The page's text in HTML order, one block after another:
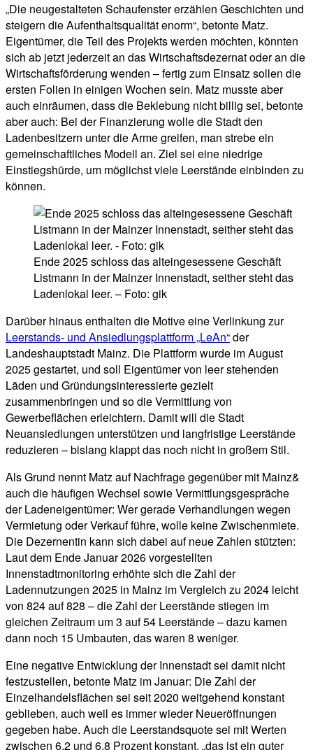
„Die neugestalteten Schaufenster erzählen Geschichten und
steigern die Aufenthaltsqualität enorm“, betonte Matz.
Eigentümer, die Teil des Projekts werden möchten, könnten
sich ab jetzt jederzeit an das Wirtschaftsdezernat oder an die
Wirtschaftsförderung wenden – fertig zum Einsatz sollen die
ersten Folien in einigen Wochen sein. Matz musste aber
auch einräumen, dass die Beklebung nicht billig sei, betonte
aber auch: Bei der Finanzierung wolle die Stadt den
Ladenbesitzern unter die Arme greifen, man strebe ein
gemeinschaftliches Modell an. Ziel sei eine niedrige
Einstiegshürde, um möglichst viele Leerstände einbinden zu
können.
Ende 2025 schloss das alteingesessene Geschäft
Listmann in der Mainzer Innenstadt, seither steht das
Ladenlokal leer. – Foto: gik
Darüber hinaus enthalten die Motive eine Verlinkung zur
Leerstands- und Ansiedlungsplattform „LeAn“der
Landeshauptstadt Mainz. Die Plattform wurde im August
2025 gestartet, und soll Eigentümer von leer stehenden
Läden und Gründungsinteressierte gezielt
zusammenbringen und so die Vermittlung von
Gewerbeflächen erleichtern. Damit will die Stadt
Neuansiedlungen unterstützen und langfristige Leerstände
reduzieren – bislang klappt das noch nicht in großem Stil.
Als Grund nennt Matz auf Nachfrage gegenüber mit Mainz&
auch die häufigen Wechsel sowie Vermittlungsgespräche
der Ladeneigentümer: Wer gerade Verhandlungen wegen
Vermietung oder Verkauf führe, wolle keine Zwischenmiete.
Die Dezernentin kann sich dabei auf neue Zahlen stützten:
Laut dem Ende Januar 2026 vorgestellten
Innenstadtmonitoring erhöhte sich die Zahl der
Ladennutzungen 2025 in Mainz im Vergleich zu 2024 leicht
von 824 auf 828 – die Zahl der Leerstände stiegen im
gleichen Zeitraum um 3 auf 54 Leerstände – dazu kamen
dann noch 15 Umbauten, das waren 8 weniger.
Eine negative Entwicklung der Innenstadt sei damit nicht
festzustellen, betonte Matz im Januar: Die Zahl der
Einzelhandelsflächen sei seit 2020 weitgehend konstant
geblieben, auch weil es immer wieder Neueröffnungen
gegeben habe. Auch die Leerstandsquote sei mit Werten
zwischen 6,2 und 6,8 Prozent konstant, „das ist ein guter